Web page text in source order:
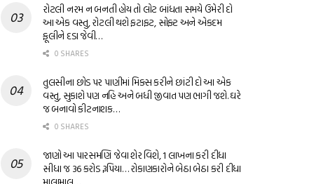
રોટલી નરમ ન બનતી હોય તો લોટ બાંધતા સમયે ઉમેરી દો
આ એક વસ્તુ, રોટલી થશે ફટાફટ, સોફ્ટ અને એકદમ
ફૂલીને દડા જેવી…
0 SHARES
તુલસીના છોડ પર પાણીમાં મિક્સ કરીને છાંટી દો આ એક
વસ્તુ, સુકાશે પણ નહિ અને બધી જીવાત પણ ભાગી જશે. ઘરે
જ બનાવો કીટનાશક…
0 SHARES
જાણો આ પારસમણિ જેવા શેર વિશે, 1 લાખના કરી દીધા
સીધા જ 36 કરોડ રૂપિયા… રોકાણકારોને બેઠા બેઠા કરી દીધા